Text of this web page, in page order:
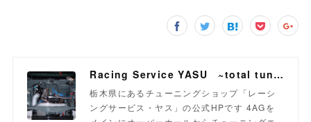
Racing Service YASU ~total tuning proshop~
栃木県にあるチューニングショップ「レーシ
ングサービス・ヤス」の公式HPです 4AGを